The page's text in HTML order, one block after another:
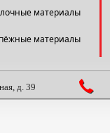
материалы
материалы
д. 39